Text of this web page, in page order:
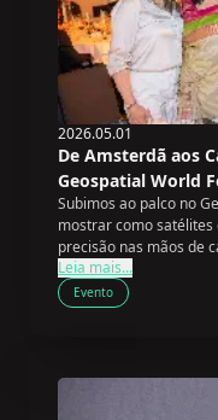
2026.05.01
De Amsterdã aos
Geospatial World
Subimos ao palco no
mostrar como
precisão nas mãos de
Leia mais...
Evento